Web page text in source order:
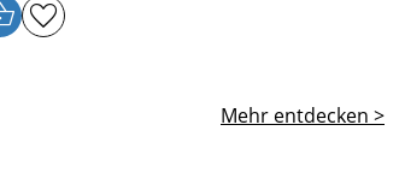
Mehr entdecken >